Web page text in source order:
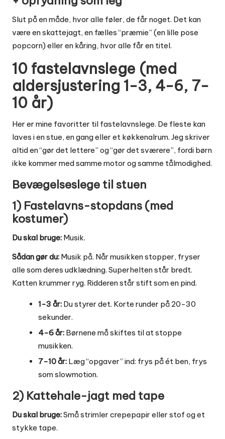
Slut på en måde, hvor alle føler, de får noget. Det kan
være en skattejagt, en fælles “præmie” (en lille pose
popcorn) eller en kåring, hvor alle får en titel.
10 fastelavnslege (med
aldersjustering 1-3, 4-6, 7-
10 år)
Her er mine favoritter til fastelavnslege. De fleste kan
laves i en stue, en gang eller et køkkenalrum. Jeg skriver
altid en “gør det lettere” og “gør det sværere”, fordi børn
ikke kommer med samme motor og samme tålmodighed.
Bevægelseslege til stuen
1) Fastelavns-stopdans (med
kostumer)
Du skal bruge: Musik.
Sådan gør du: Musik på. Når musikken stopper, fryser
alle som deres udklædning. Superhelten står bredt.
Katten krummer ryg. Ridderen står stift som en pind.
1-3 år: Du styrer det. Korte runder på 20-30
sekunder.
4-6 år: Børnene må skiftes til at stoppe
musikken.
7-10 år: Læg “opgaver” ind: frys på ét ben, frys
som slowmotion.
2) Kattehale-jagt med tape
Du skal bruge:Små strimler crepepapir eller stof og et
stykke tape.